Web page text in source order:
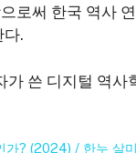
로써 한국 역사
다.
가 쓴 디지털 역사
가? (2024) / 한누 살